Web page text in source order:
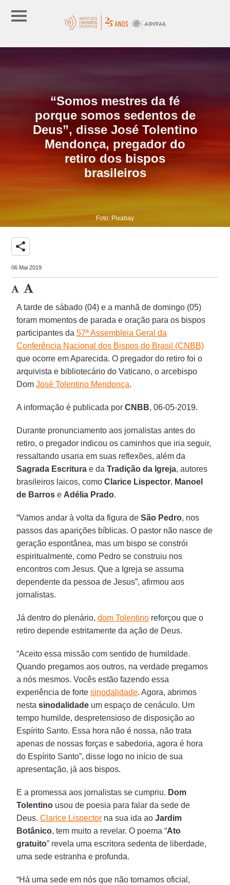
“Somos mestres da fé
porque somos sedentos de
Deus”, disse José Tolentino
Mendonça, pregador do
retiro dos bispos
brasileiros
Foto: Pixabay
share
06 Mai 2019
A tarde de sábado (04) e a manhã de domingo (05)
foram momentos de parada e oração para os bispos
participantes da57ª Assembleia Geral da
Conferência Nacional dos Bispos do Brasil (CNBB)
que ocorre em Aparecida. O pregador do retiro foi o
arquivista e bibliotecário do Vaticano, o arcebispo
DomJosé Tolentino Mendonça.
A informação é publicada porCNBB, 06-05-2019.
Durante pronunciamento aos jornalistas antes do
retiro, o pregador indicou os caminhos que iria seguir,
ressaltando usaria em suas reflexões, além da
Sagrada Escritura e daTradição da Igreja, autores
brasileiros laicos, comoClarice Lispector, Manoel
de Barros e Adélia Prado.
“Vamos andar à volta da figura deSão Pedro, nos
passos das aparições bíblicas. O pastor não nasce de
geração espontânea, mas um bispo se constrói
espiritualmente, como Pedro se construiu nos
encontros com Jesus. Que a Igreja se assuma
dependente da pessoa de Jesus”, afirmou aos
jornalistas.
Já dentro do plenário,dom Tolentino reforçou que o
retiro depende estritamente da ação de Deus.
“Aceito essa missão com sentido de humildade.
Quando pregamos aos outros, na verdade pregamos
a nós mesmos. Vocês estão fazendo essa
experiência de fortesinodalidade. Agora, abrimos
nestasinodalidade um espaço de cenáculo. Um
tempo humilde, despretensioso de disposição ao
Espírito Santo. Essa hora não é nossa, não trata
apenas de nossas forças e sabedoria, agora é hora
do Espírito Santo”, disse logo no início de sua
apresentação, já aos bispos.
E a promessa aos jornalistas se cumpriu. Dom
Tolentino usou de poesia para falar da sede de
Deus.Clarice Lispector na sua ida aoJardim
Botânico, tem muito a revelar. O poema “Ato
gratuito” revela uma escritora sedenta de liberdade,
uma sede estranha e profunda.
“Há uma sede em nós que não tornamos oficial,